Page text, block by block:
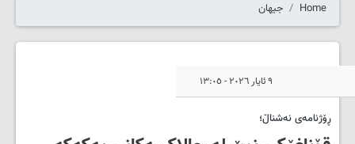
Home جیهان
٩ ئایار ٢٠٢٦ - ١٣:٠٥
ڕۆژنامەی نەشناڵ؛